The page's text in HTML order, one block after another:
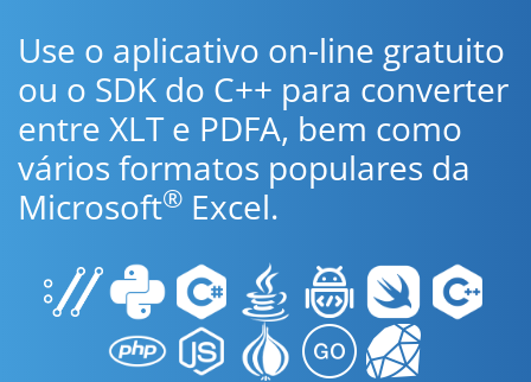
Use o aplicativo on-line gratuito
ou o SDK do C++ para converter
entre XLT e PDFA, bem como
vários formatos populares da
Microsoft® Excel.